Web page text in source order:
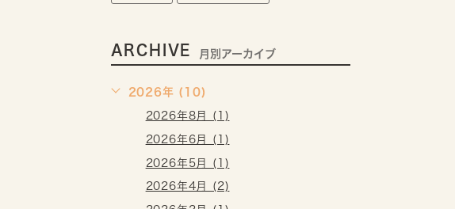
ARCHIVE 月別アーカイブ
2026年 (10)
2026年8月 (1)
2026年6月 (1)
2026年5月 (1)
2026年4月 (2)